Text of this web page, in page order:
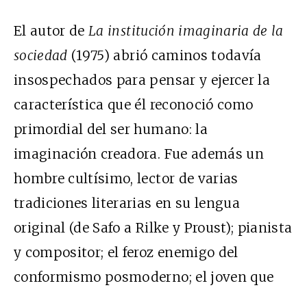
El autor deLa institución imaginaria de la
sociedad (1975) abrió caminos todavía
insospechados para pensar y ejercer la
característica que él reconoció como
primordial del ser humano: la
imaginación creadora. Fue además un
hombre cultísimo, lector de varias
tradiciones literarias en su lengua
original (de Safo a Rilke y Proust); pianista
y compositor; el feroz enemigo del
conformismo posmoderno; el joven que